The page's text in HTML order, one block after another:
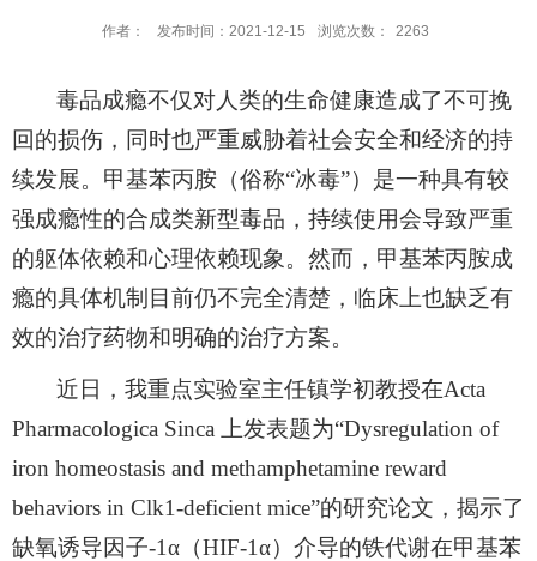
作者： 发布时间：2021-12-15 浏览次数： 2263
毒品成瘾不仅对人类的生命健康造成了不可挽
回的损伤，同时也严重威胁着社会安全和经济的持
续发展。甲基苯丙胺（俗称“冰毒”）是一种具有较
强成瘾性的合成类新型毒品，持续使用会导致严重
的躯体依赖和心理依赖现象。然而，甲基苯丙胺成
瘾的具体机制目前仍不完全清楚，临床上也缺乏有
效的治疗药物和明确的治疗方案。
近日，我重点实验室主任镇学初教授在Acta
Pharmacologica Sinca
上发表题为“Dysregulation of
iron homeostasis and methamphetamine reward
behaviors in Clk1-deficient mice”的研究论文，揭示了
缺氧诱导因子-1α （HIF-1α）介导的铁代谢在甲基苯